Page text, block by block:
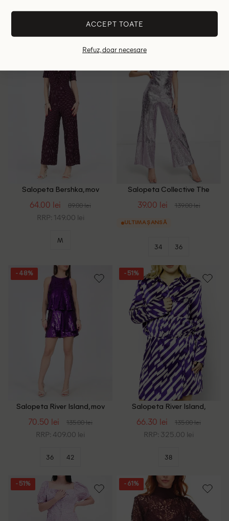
Salopeta Bershka, mov
64.00 lei 89.00 lei
RRP: 149.00 lei
M
Salopeta Collective The
39.00 lei 139.00 lei
ULTIMA ȘANSĂ
34 36
- 48%
Salopeta River Island, mov
70.50 lei 135.00 lei
RRP: 409.00 lei
36 42
- 51%
Salopeta River Island,
66.30 lei 135.00 lei
RRP: 325.00 lei
38
- 51% - 61%
ACCEPT TOATE
Refuz, doar necesare